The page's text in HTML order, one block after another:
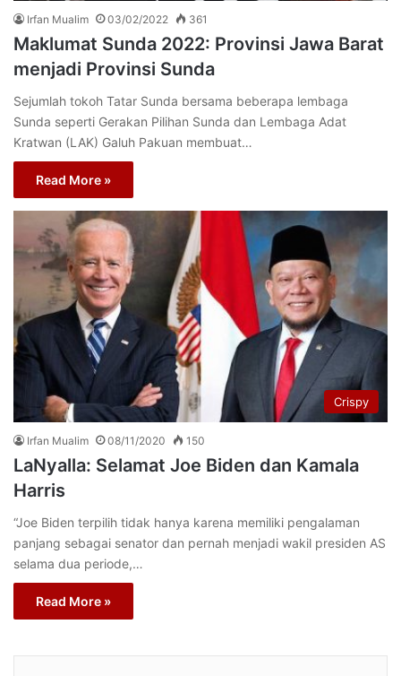
Irfan Mualim 03/02/2022 361
Maklumat Sunda 2022: Provinsi Jawa Barat
menjadi Provinsi Sunda
Sejumlah tokoh Tatar Sunda bersama beberapa lembaga
Sunda seperti Gerakan Pilihan Sunda dan Lembaga Adat
Kratwan (LAK) Galuh Pakuan membuat…
Read More »
Crispy
Irfan Mualim 08/11/2020 150
LaNyalla: Selamat Joe Biden dan Kamala
Harris
“Joe Biden terpilih tidak hanya karena memiliki pengalaman
panjang sebagai senator dan pernah menjadi wakil presiden AS
selama dua periode,…
Read More »